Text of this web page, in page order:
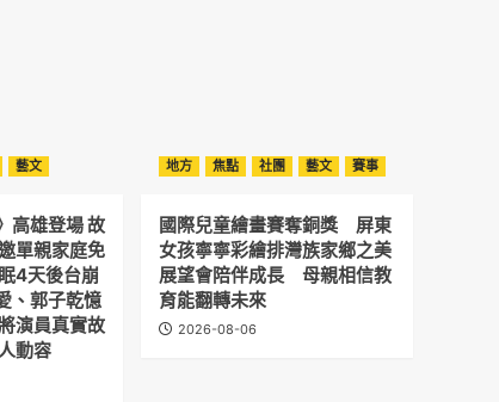
藝文
高雄登場 故
單親家庭免
4天後台崩
、郭子乾憶
演員真實故
動容
地方 焦點 社團 藝文 賽事
國際兒童繪畫賽奪銅獎 屏東
女孩寧寧彩繪排灣族家鄉之美
展望會陪伴成長 母親相信教
育能翻轉未來
2026-08-06